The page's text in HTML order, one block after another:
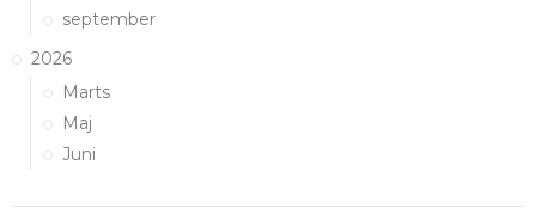
september
2026
Marts
Maj
Juni